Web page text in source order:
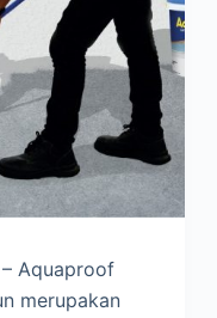
Aquaproof
merupakan